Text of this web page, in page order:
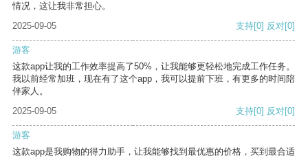
情况，这让我非常担心。
2025-09-05
支持[0] 反对[0]
游客
这款app让我的工作效率提高了50%，让我能够更轻松地完成工作任务。
我以前经常加班，现在有了这个app，我可以提前下班，有更多的时间陪
伴家人。
2025-09-05
支持[0] 反对[0]
游客
这款app是我购物的得力助手，让我能够找到最优惠的价格，买到最合适